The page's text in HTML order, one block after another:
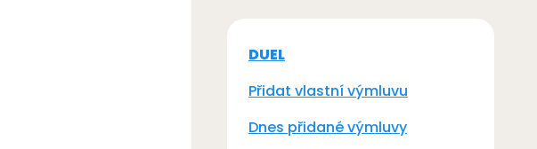
DUEL
Přidat vlastní výmluvu
Dnes přidané výmluvy